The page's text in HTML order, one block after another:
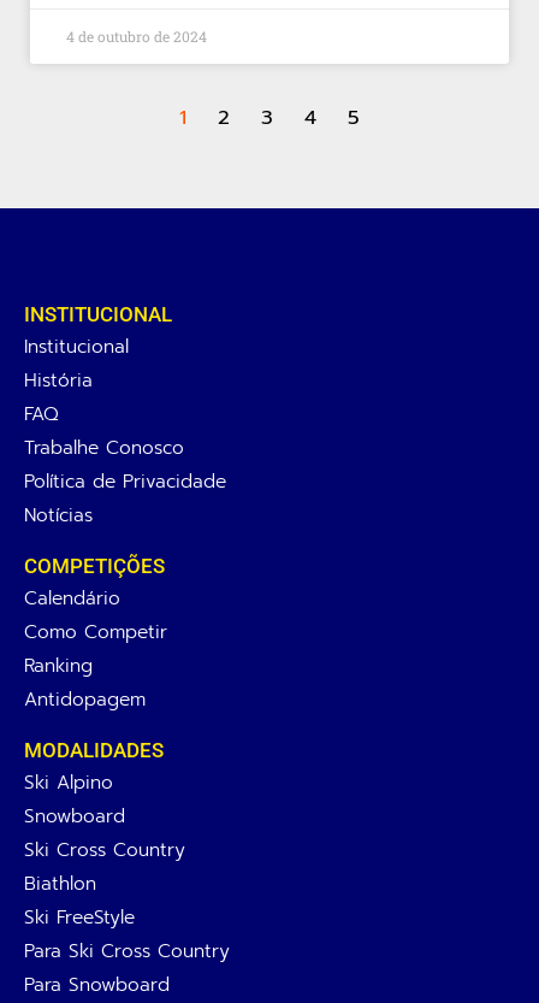
4 de outubro de 2024
1 2 3 4 5
INSTITUCIONAL
Institucional
História
FAQ
Trabalhe Conosco
Política de Privacidade
Notícias
COMPETIÇÕES
Calendário
Como Competir
Ranking
Antidopagem
MODALIDADES
Ski Alpino
Snowboard
Ski Cross Country
Biathlon
Ski FreeStyle
Para Ski Cross Country
Para Snowboard